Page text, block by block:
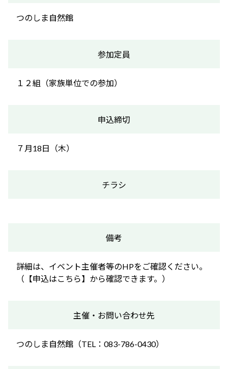
つのしま自然館
参加定員
１２組（家族単位での参加）
申込締切
７月18日（木）
チラシ
備考
詳細は、イベント主催者等のHPをご確認ください。
（【申込はこちら】から確認できます。）
主催・お問い合わせ先
つのしま自然館（TEL：083-786-0430）